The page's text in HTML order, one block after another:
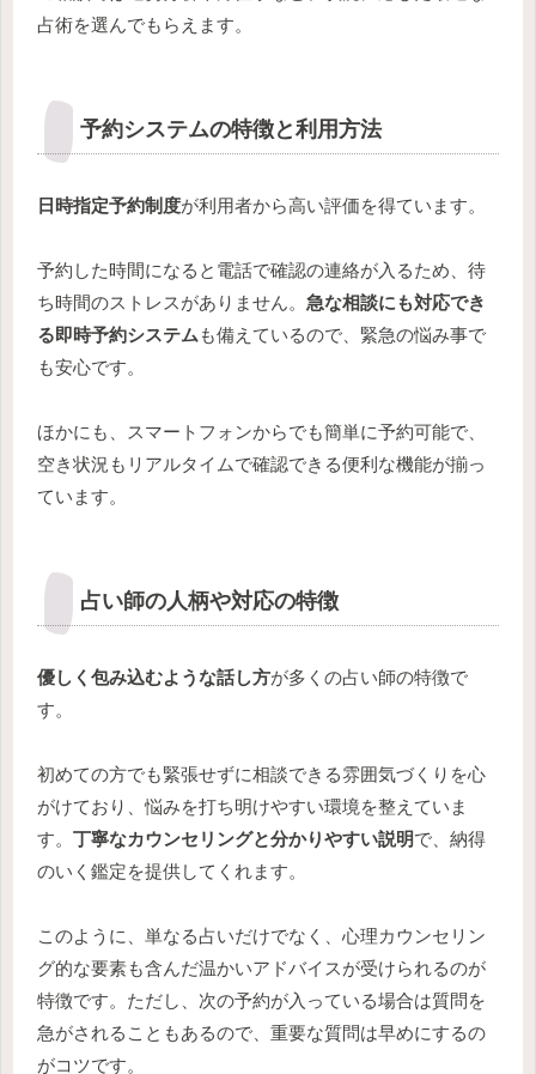
占術を選んでもらえます。
予約システムの特徴と利用方法
日時指定予約制度が利用者から高い評価を得ています。
予約した時間になると電話で確認の連絡が入るため、待
ち時間のストレスがありません。 急な相談にも対応でき
る即時予約システム も備えているので、緊急の悩み事で
も安心です。
ほかにも、スマートフォンからでも簡単に予約可能で、
空き状況もリアルタイムで確認できる便利な機能が揃っ
ています。
占い師の人柄や対応の特徴
優しく包み込むような話し方が多くの占い師の特徴で
す。
初めての方でも緊張せずに相談できる雰囲気づくりを心
がけており、悩みを打ち明けやすい環境を整えていま
す。 丁寧なカウンセリングと分かりやすい説明で、納得
のいく鑑定を提供してくれます。
このように、単なる占いだけでなく、心理カウンセリン
グ的な要素も含んだ温かいアドバイスが受けられるのが
特徴です。ただし、次の予約が入っている場合は質問を
急がされることもあるので、重要な質問は早めにするの
がコツです。